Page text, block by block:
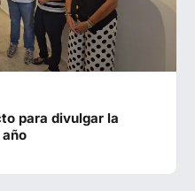
para divulgar la